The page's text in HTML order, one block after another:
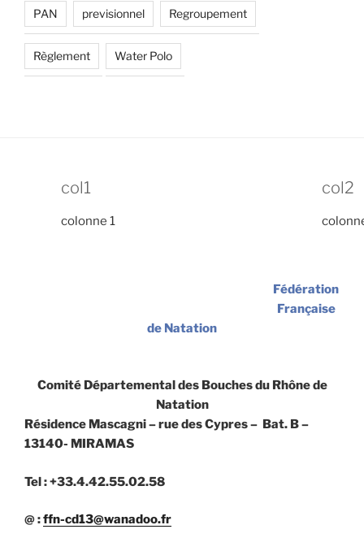
PAN previsionnel Regroupement
Règlement Water Polo
col1
colonne 1
col2
Fédération
Française
de Natation
Comité Départemental des Bouches du Rhône de
Natation
Résidence Mascagni – rue des Cypres – Bat. B –
13140- MIRAMAS
Tel : +33.4.42.55.02.58
@ :ffn-cd13@wanadoo.fr